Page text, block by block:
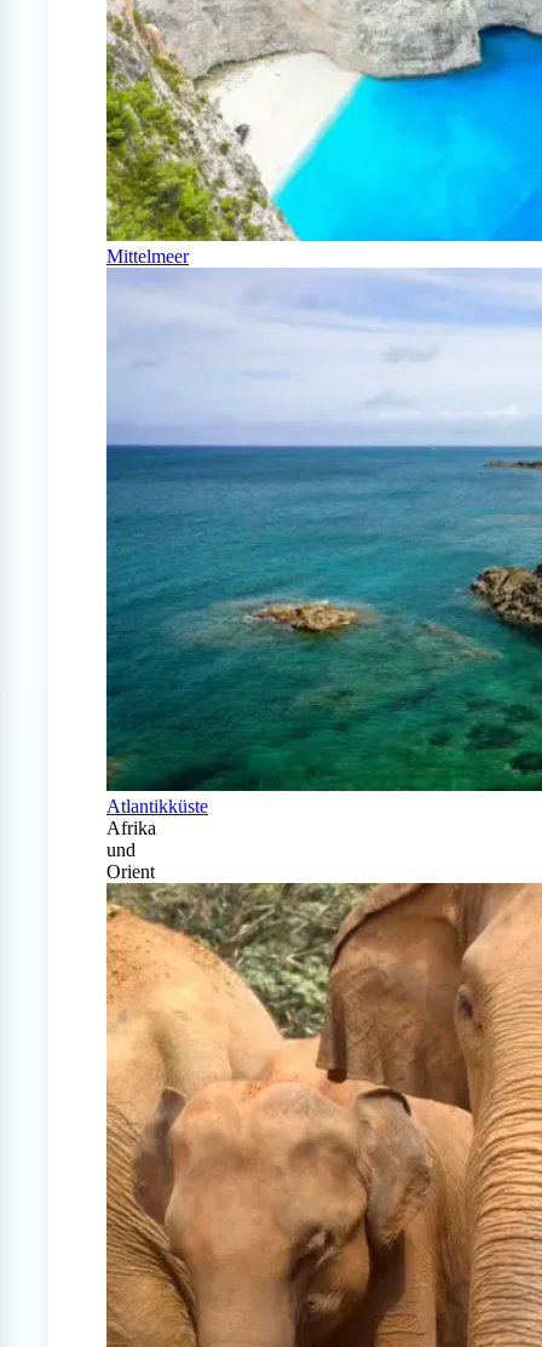
Mittelmeer
Atlantikküste
Afrika
und
Orient